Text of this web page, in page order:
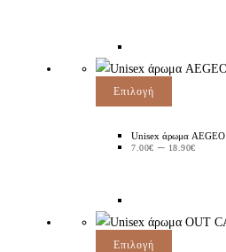
Επιλογή
Unisex άρωμα AEGEO
7.00€ – 18.90€
Επιλογή